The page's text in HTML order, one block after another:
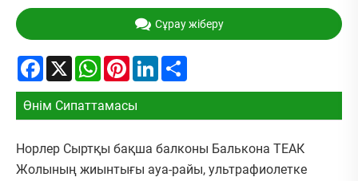
Сұрау жіберу
Facebook
X WhatsApp
PinterestLinkedIn
Өнім Сипаттамасы
Норлер Сыртқы бақша балконы Балькона ТЕАК
Жолының жиынтығы ауа-райы, ультрафиолетке